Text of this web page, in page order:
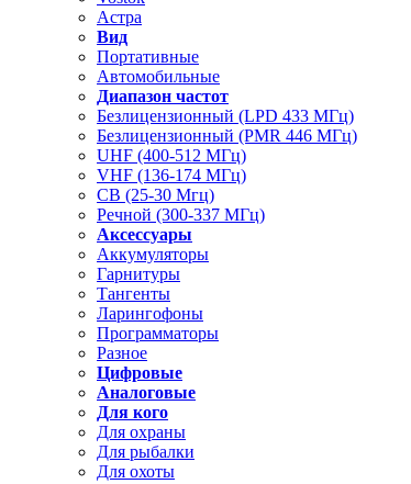
Астра
Вид
Портативные
Автомобильные
Диапазон частот
Безлицензионный (LPD 433 МГц)
Безлицензионный (PMR 446 МГц)
UHF (400-512 МГц)
VHF (136-174 МГц)
CB (25-30 Мгц)
Речной (300-337 МГц)
Аксессуары
Аккумуляторы
Гарнитуры
Тангенты
Ларингофоны
Программаторы
Разное
Цифровые
Аналоговые
Для кого
Для охраны
Для рыбалки
Для охоты